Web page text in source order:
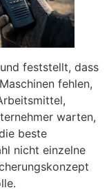
feststellt, dass
fehlen,
warten,
beste
nicht einzelne